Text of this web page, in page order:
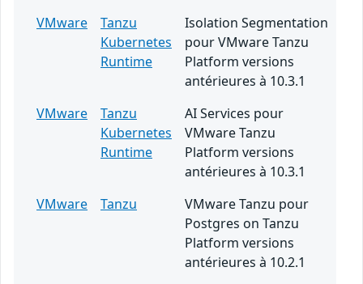
VMware
Tanzu
Kubernetes
Runtime
Isolation Segmentation
pour VMware Tanzu
Platform versions
antérieures à 10.3.1
VMware
Tanzu
Kubernetes
Runtime
AI Services pour
VMware Tanzu
Platform versions
antérieures à 10.3.1
VMware
Tanzu
VMware Tanzu pour
Postgres on Tanzu
Platform versions
antérieures à 10.2.1